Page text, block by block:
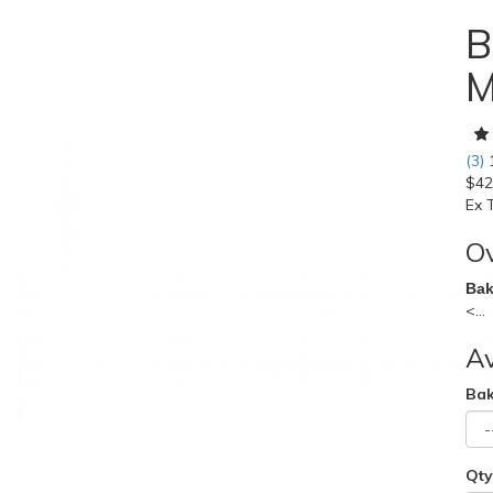
(3)
Ex
<...
Qty